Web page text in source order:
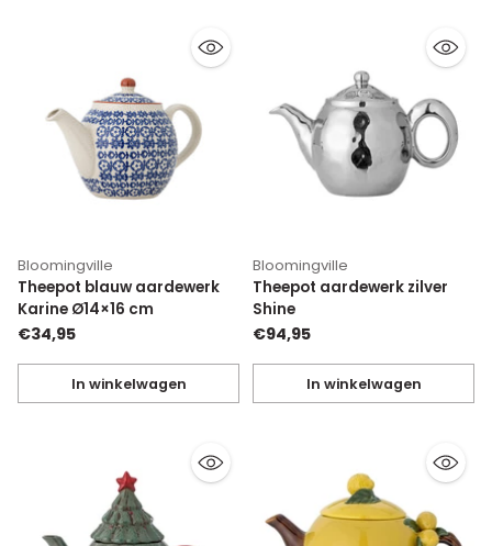
Bloomingville
Theepot blauw aardewerk
Karine Ø14×16 cm
€34,95
In winkelwagen
Hoeveelheid
Bloomingville
Theepot aardewerk zilver
Shine
€94,95
In winkelwagen
Hoeveelheid